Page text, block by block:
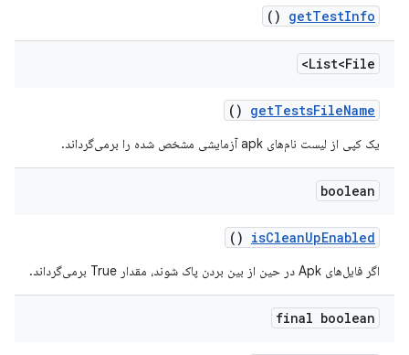
getTestInfo
()
List<File>
getTestsFileName
()
یک کپی از لیست نام‌های apk آزمایشی مشخص شده را برمی‌گرداند.
boolean
isCleanUpEnabled
()
اگر فایل‌های Apk در حین از بین بردن پاک شوند، مقدار True برمی‌گرداند.
final boolean